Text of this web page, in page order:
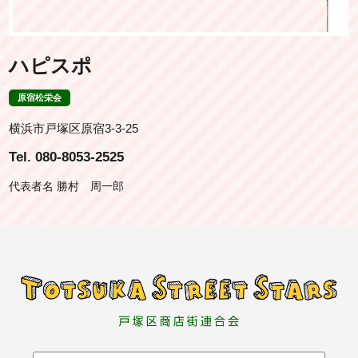
ハピスポ
原宿松栄会
横浜市戸塚区原宿3-3-25
Tel. 080-8053-2525
代表者名 勝村 周一郎